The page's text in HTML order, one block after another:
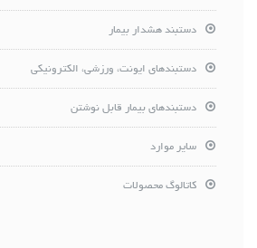
دستبند هشدار بیمار
دستبندهای ایونت، ورزشی، الکترونیکی
دستبندهای بیمار قابل نوشتن
سایر موارد
کاتالوگ محصولات